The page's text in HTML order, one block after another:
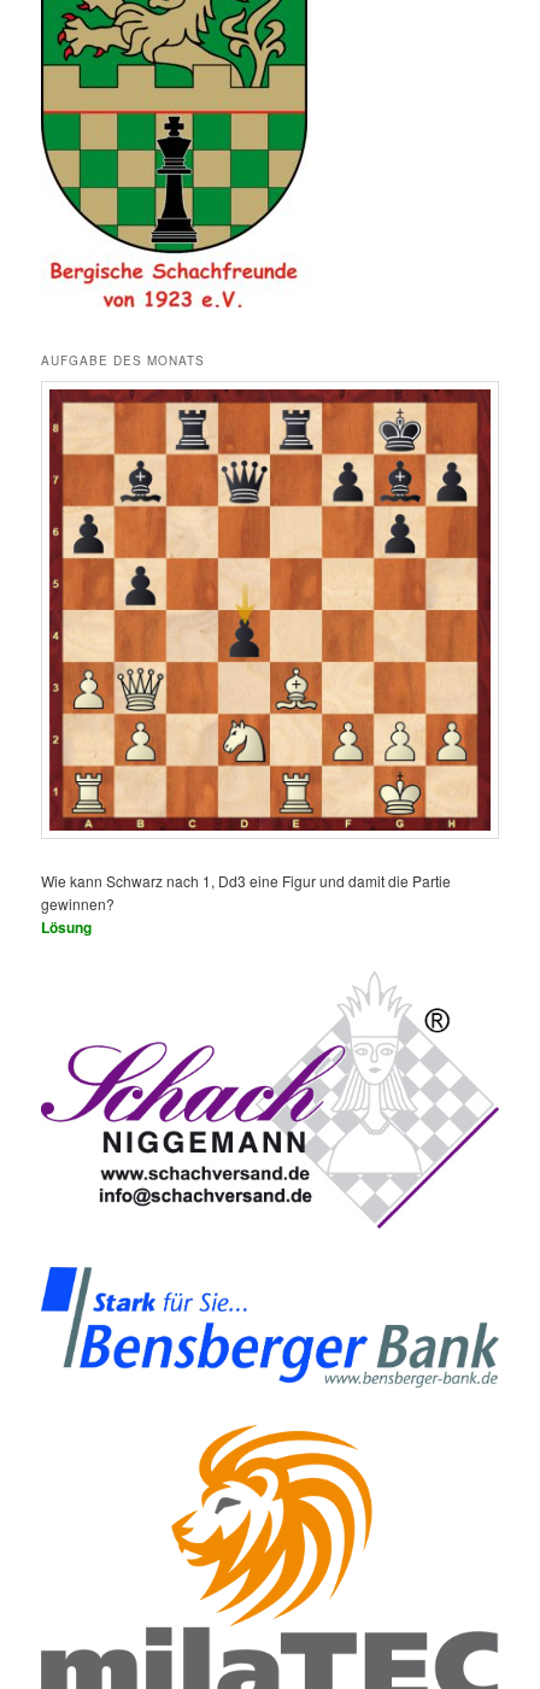
AUFGABE DES MONATS
Wie kann Schwarz nach 1, Dd3 eine Figur und damit die Partie
gewinnen?
Lösung